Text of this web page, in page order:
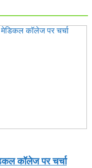
कॉलेज पर चर्चा